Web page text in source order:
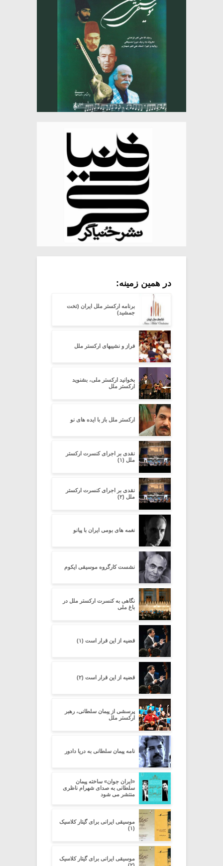
در همین زمینه:
برنامه ارکستر ملل ایران (تخت
جمشید)
فراز و نشیبهای ارکستر ملل
بخوانید ارکستر ملی، بشنوید
ارکستر ملل
ارکستر ملل باز با ایده های نو
نقدی بر اجرای کنسرت ارکستر
ملل (۱)
نقدی بر اجرای کنسرت ارکستر
ملل (۲)
نغمه های بومی ایران با پیانو
نشست کارگروه موسیقی ایکوم
نگاهی به کنسرت ارکستر ملل در
باغ ملی
قضیه از این قرار است (۱)
قضیه از این قرار است (۲)
پرسشی از پیمان سلطانی، رهبر
ارکستر ملل
نامه پیمان سلطانی به دریا دادور
«ایران جوان» ساخته پیمان
سلطانی به صدای شهرام ناظری
منتشر می شود
موسیقی ایرانی برای گیتار کلاسیک
(۱)
موسیقی ایرانی برای گیتار کلاسیک